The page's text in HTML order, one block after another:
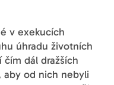
v exekucích
úhradu životních
dál dražších
od nich nebyli